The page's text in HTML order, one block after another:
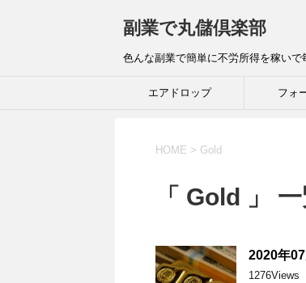
副業で丸儲倶楽部
色んな副業で簡単に不労所得を稼いで
エアドロップ フォ
HOME > Gold
「 Gold 」
2020年
1276Views